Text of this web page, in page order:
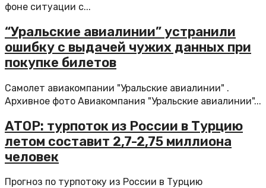
фоне ситуации с...
“Уральские авиалинии” устранили
ошибку с выдачей чужих данных при
покупке билетов
Самолет авиакомпании "Уральские авиалинии" .
Архивное фото Авиакомпания "Уральские авиалинии"...
АТОР: турпоток из России в Турцию
летом составит 2,7-2,75 миллиона
человек
Прогноз по турпотоку из России в Турцию